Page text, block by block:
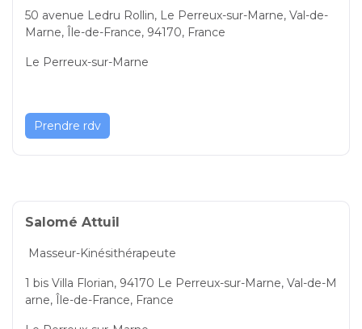
50 avenue Ledru Rollin, Le Perreux-sur-Marne, Val-de-
Marne, Île-de-France, 94170, France
Le Perreux-sur-Marne
Prendre rdv
Salomé Attuil
Masseur-Kinésithérapeute
1 bis Villa Florian, 94170 Le Perreux-sur-Marne, Val-de-M
arne, Île-de-France, France